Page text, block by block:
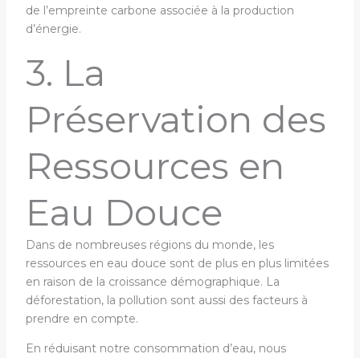
de l’empreinte carbone associée à la production
d’énergie.
3. La
Préservation des
Ressources en
Eau Douce
Dans de nombreuses régions du monde, les
ressources en eau douce sont de plus en plus limitées
en raison de la croissance démographique. La
déforestation, la pollution sont aussi des facteurs à
prendre en compte.
En réduisant notre consommation d’eau, nous